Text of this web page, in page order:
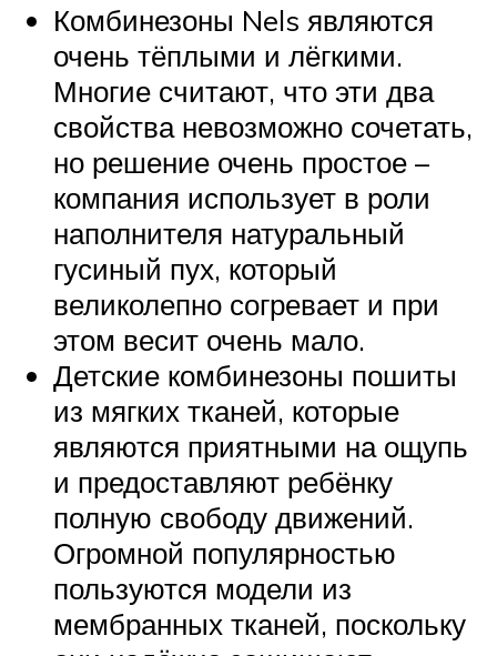
Комбинезоны Nels являются
очень тёплыми и лёгкими.
Многие считают, что эти два
свойства невозможно сочетать,
но решение очень простое –
компания использует в роли
наполнителя натуральный
гусиный пух, который
великолепно согревает и при
этом весит очень мало.
Детские комбинезоны пошиты
из мягких тканей, которые
являются приятными на ощупь
и предоставляют ребёнку
полную свободу движений.
Огромной популярностью
пользуются модели из
мембранных тканей, поскольку